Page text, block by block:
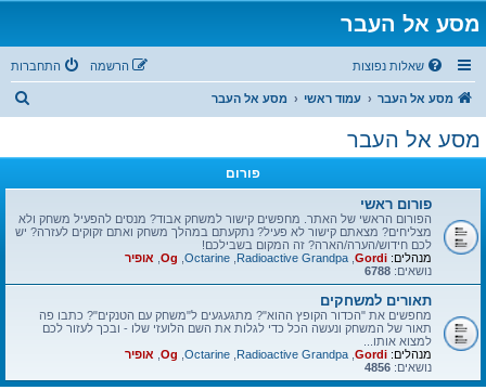
מסע אל העבר
שאלות נפוצות התחברות הרשמה
מסע אל העבר עמוד ראשי מסע אל העבר
מסע אל העבר
פורום
פורום ראשי
הפורום הראשי של האתר. מחפשים קישור למשחק אבוד? מנסים להפעיל משחק ולא
מצליחים? מצאתם קישור לא פעיל? נתקעתם במהלך משחק ואתם זקוקים לעזרה? יש
לכם חידוש/הערה/הארה? זה המקום בשבילכם!
מנהלים: Gordi
Radioactive Grandpa
Octarine
Og אופיר
נושאים: 6788
תאורים למשחקים
מחפשים את "הכדור הקופץ ההוא"? מתגעגעים ל"משחק עם הטנקים"? כתבו פה
תאור של המשחק ונעשה הכל כדי לגלות את השם הלועזי שלו - ובכך לעזור לכם
למצוא אותו...
מנהלים: Gordi
Radioactive Grandpa
Octarine
Og אופיר
נושאים: 4856